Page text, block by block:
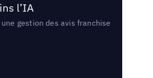
l’IA
gestion des avis franchise